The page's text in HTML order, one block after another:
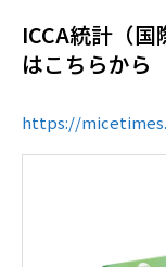
ICCA統計（
はこちらから
https://